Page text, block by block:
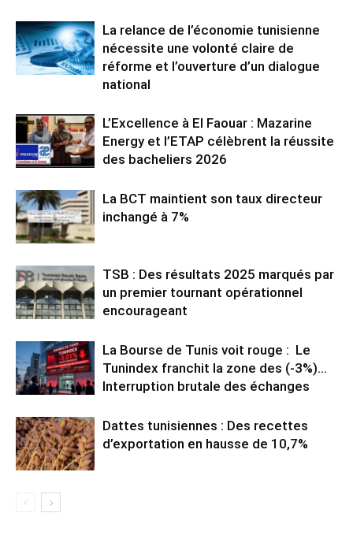
La relance de l’économie tunisienne
nécessite une volonté claire de
réforme et l’ouverture d’un dialogue
national
L’Excellence à El Faouar : Mazarine
Energy et l’ETAP célèbrent la réussite
des bacheliers 2026
La BCT maintient son taux directeur
inchangé à 7%
TSB : Des résultats 2025 marqués par
un premier tournant opérationnel
encourageant
La Bourse de Tunis voit rouge : Le
Tunindex franchit la zone des (-3%)…
Interruption brutale des échanges
Dattes tunisiennes : Des recettes
d’exportation en hausse de 10,7%